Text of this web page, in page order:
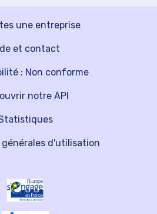
une entreprise
notre API
et contact
: Non conforme
d'utilisation